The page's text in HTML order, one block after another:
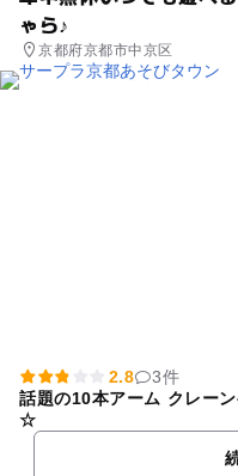
ゃら♪
京都府京都市中京区
2.8
3件
話題の10本アーム クレー
☆